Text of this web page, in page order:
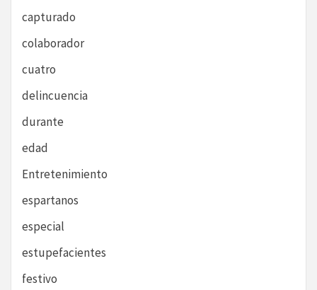
capturado
colaborador
cuatro
delincuencia
durante
edad
Entretenimiento
espartanos
especial
estupefacientes
festivo